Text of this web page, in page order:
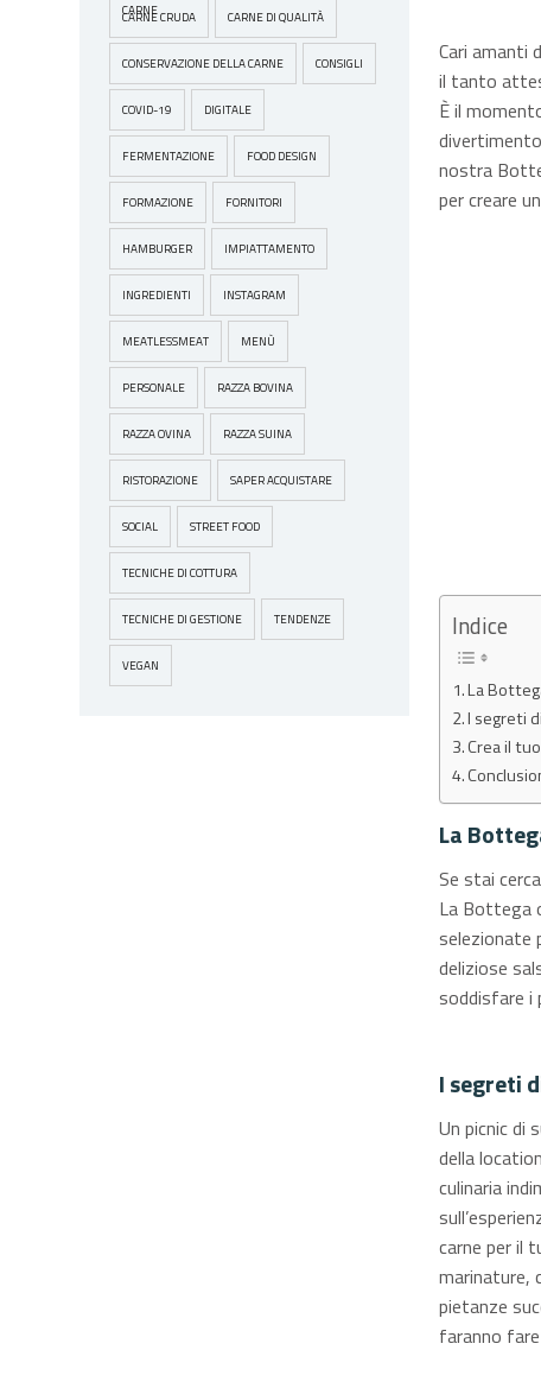
CARNE
CARNE CRUDA CARNE DI QUALITÀ
CONSERVAZIONE DELLA CARNE CONSIGLI
COVID-19 DIGITALE
FERMENTAZIONE FOOD DESIGN
FORMAZIONE FORNITORI
HAMBURGER IMPIATTAMENTO
INGREDIENTI INSTAGRAM
MEATLESSMEAT MENÙ
PERSONALE RAZZA BOVINA
RAZZA OVINA RAZZA SUINA
RISTORAZIONE SAPER ACQUISTARE
SOCIAL STREET FOOD
TECNICHE DI COTTURA
TECNICHE DI GESTIONE TENDENZE
VEGAN
Cari amanti
il tanto
È il
nostra
per creare
Indice
La
I segreti
Crea il
La
Se stai
La Bottega
selezionate
deliziose
soddisfare i
I segreti
Un picnic di
della
culinaria
carne per il
marinature,
pietanze
faranno